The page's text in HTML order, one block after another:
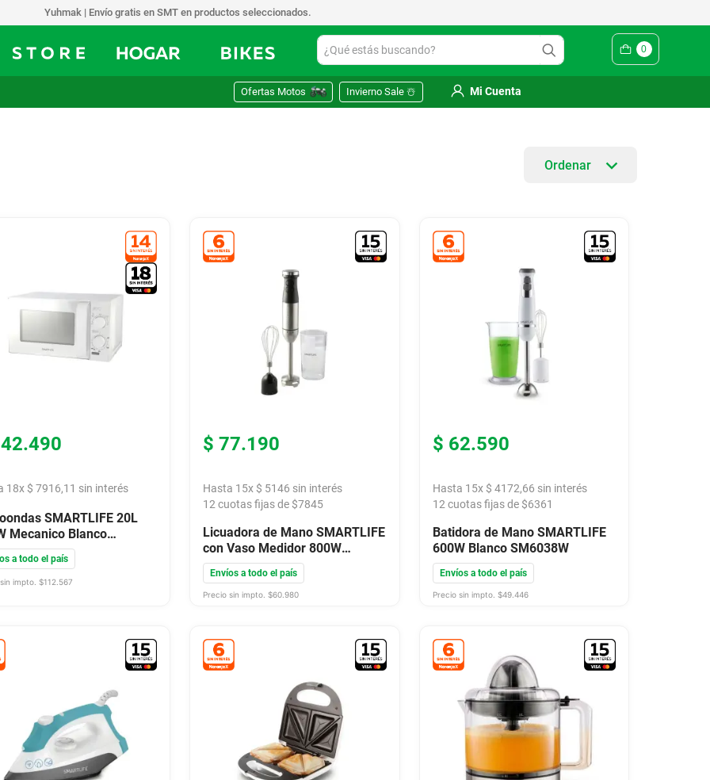
Yuhmak | Envío gratis en SMT en productos seleccionados.
¿Qué estás buscando? 0
Ofertas Motos Invierno Sale ☃️ Mi Cuenta
.490
18x $ 7916,11 sin interés
SMARTLIFE 20L
Mecanico Blanco
a todo el país
impto. $112.567
$ 77.190
Hasta 15x $ 5146 sin interés
12 cuotas fijas de $7845
Licuadora de Mano SMARTLIFE
con Vaso Medidor 800W
SM5010
Envíos a todo el país
Precio sin impto. $60.980
$ 62.590
Hasta 15x $ 4172,66 sin interés
12 cuotas fijas de $6361
Batidora de Mano SMARTLIFE
600W Blanco SM6038W
Envíos a todo el país
Precio sin impto. $49.446